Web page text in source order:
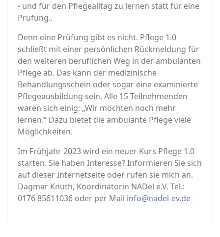
- und für den Pflegealltag zu lernen statt für eine
Prüfung..
Denn eine Prüfung gibt es nicht. Pflege 1.0
schließt mit einer persönlichen Rückmeldung für
den weiteren beruflichen Weg in der ambulanten
Pflege ab. Das kann der medizinische
Behandlungsschein oder sogar eine examinierte
Pflegeausbildung sein. Alle 15 Teilnehmenden
waren sich einig: „Wir möchten noch mehr
lernen.“ Dazu bietet die ambulante Pflege viele
Möglichkeiten.
Im Frühjahr 2023 wird ein neuer Kurs Pflege 1.0
starten. Sie haben Interesse? Informieren Sie sich
auf dieser Internetseite oder rufen sie mich an.
Dagmar Knuth, Koordinatorin NADel e.V. Tel.:
0176 85611036 oder per Mail info@nadel-ev.de